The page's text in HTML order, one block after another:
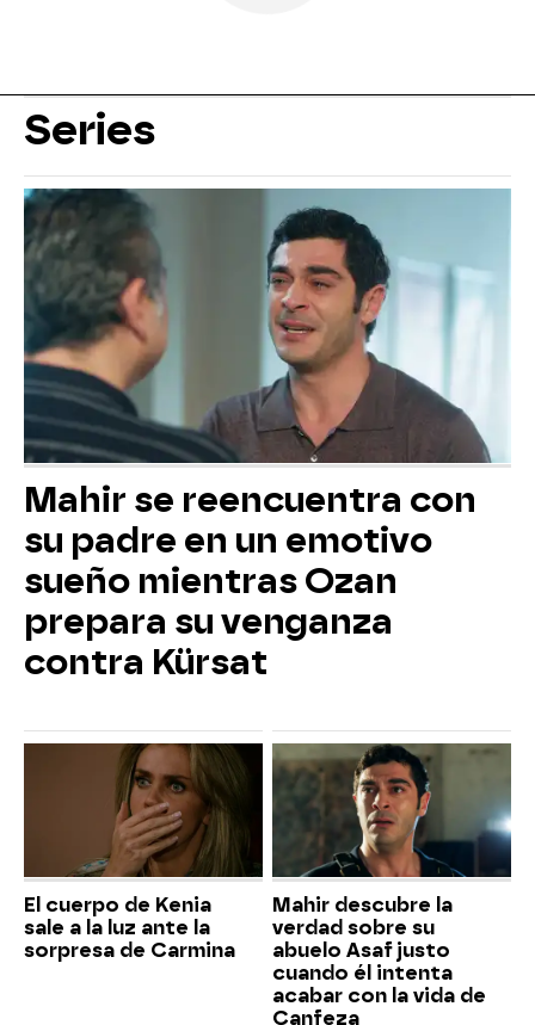
Series
Mahir se reencuentra con
su padre en un emotivo
sueño mientras Ozan
prepara su venganza
contra Kürsat
El cuerpo de Kenia
sale a la luz ante la
sorpresa de Carmina
Mahir descubre la
verdad sobre su
abuelo Asaf justo
cuando él intenta
acabar con la vida de
Canfeza